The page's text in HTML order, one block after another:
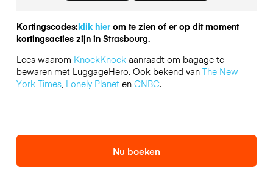
Kortingscodes:klik hierom te zien of er op dit moment
kortingsacties zijn in Strasbourg.
Lees waarom KnockKnockaanraadt om bagage te
bewaren met LuggageHero. Ook bekend van The New
York Times, Lonely Planeten CNBC.
Nu boeken